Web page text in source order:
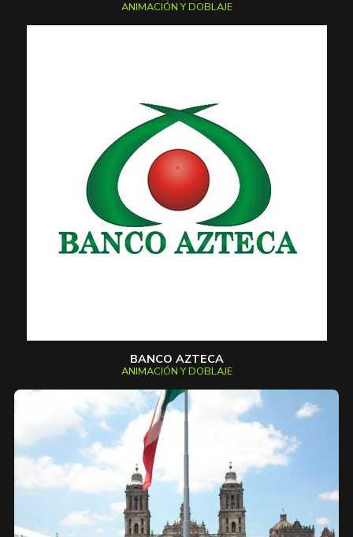
ANIMACIÓN Y DOBLAJE
BANCO AZTECA
ANIMACIÓN Y DOBLAJE